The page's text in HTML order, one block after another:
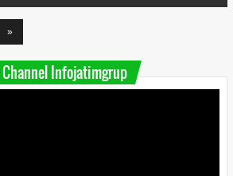
»
Infojatimgrup